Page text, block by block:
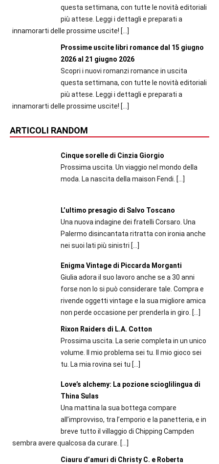
questa settimana, con tutte le novità editoriali
più attese. Leggi i dettagli e preparati a
innamorarti delle prossime uscite! […]
Prossime uscite libri romance dal 15 giugno
2026 al 21 giugno 2026
Scopri i nuovi romanzi romance in uscita
questa settimana, con tutte le novità editoriali
più attese. Leggi i dettagli e preparati a
innamorarti delle prossime uscite! […]
ARTICOLI RANDOM
Cinque sorelle di Cinzia Giorgio
Prossima uscita. Un viaggio nel mondo della
moda. La nascita della maison Fendi. […]
L’ultimo presagio di Salvo Toscano
Una nuova indagine dei fratelli Corsaro. Una
Palermo disincantata ritratta con ironia anche
nei suoi lati più sinistri […]
Enigma Vintage di Piccarda Morganti
Giulia adora il suo lavoro anche se a 30 anni
forse non lo si può considerare tale. Compra e
rivende oggetti vintage e la sua migliore amica
non perde occasione per prenderla in giro. […]
Rixon Raiders di L.A. Cotton
Prossima uscita. La serie completa in un unico
volume. Il mio problema sei tu. Il mio gioco sei
tu. La mia rovina sei tu […]
Love’s alchemy: La pozione scioglilingua di
Thina Sulas
Una mattina la sua bottega compare
all’improvviso, tra l’emporio e la panetteria, e in
breve tutto il villaggio di Chipping Campden
sembra avere qualcosa da curare. […]
Ciauru d’amuri di Christy C. e Roberta